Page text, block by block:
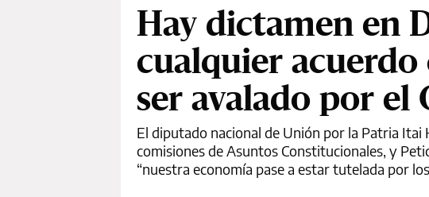
Hay dictamen en
cualquier acuerdo
ser avalado por el
El diputado nacional de Unión por la Patria
comisiones de Asuntos Constitucionales, y
“nuestra economía pase a estar tutelada por